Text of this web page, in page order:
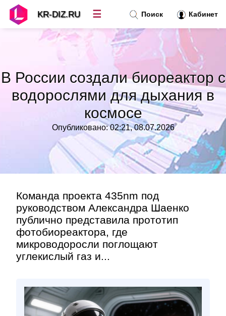
В России создали биореактор с
водорослями для дыхания в
космосе
Опубликовано: 02:21, 08.07.2026
Команда проекта 435nm под
руководством Александра Шаенко
публично представила прототип
фотобиореактора, где
микроводоросли поглощают
углекислый газ и...
Поиск Кабинет
KR-DIZ.RU ☰
Топ новостей »
»
Контакт»